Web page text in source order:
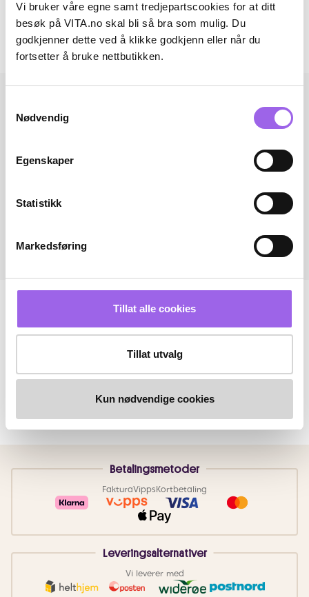
Vi bruker våre egne samt tredjepartscookies for at ditt
besøk på VITA.no skal bli så bra som mulig. Du
godkjenner dette ved å klikke godkjenn eller når du
fortsetter å bruke nettbutikken.
Nødvendig
Egenskaper
Statistikk
Markedsføring
Tillat alle cookies
Tillat utvalg
Kun nødvendige cookies
Omtaler
Andre har også kjøpt..
Betalingsmetoder
FakturaVippsKortbetaling
Leveringsalternativer
Vi leverer med